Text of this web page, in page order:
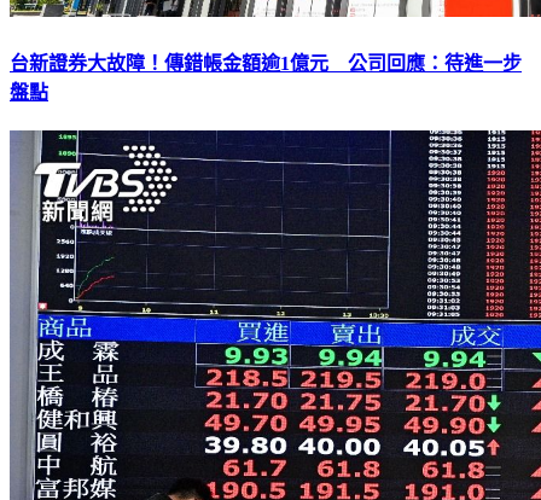
台新證券大故障！傳錯帳金額逾1億元 公司回應：待進一步
盤點